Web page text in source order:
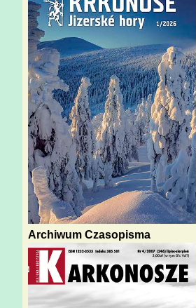
Archiwum Czasopisma